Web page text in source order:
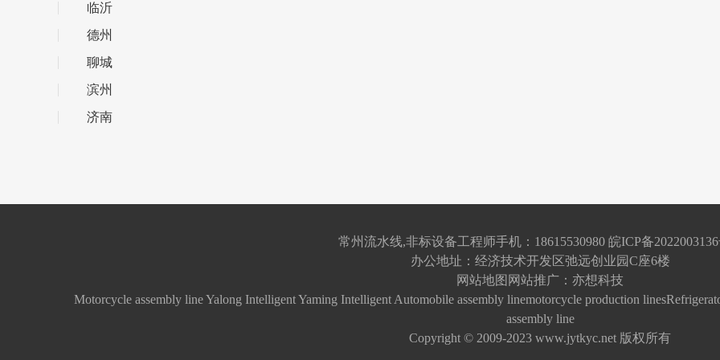
临沂
德州
聊城
滨州
济南
常州流水线,非标设备工程师手机：18615530980 皖ICP备
办公地址：经济技术开发区弛远创业园C座6楼
网站地图 网站推广： 亦想科技
Motorcycle assembly lineYalong IntelligentYaming Intelligent Automobile assembly linemotorcycle production lines
assembly line
Copyright © 2009-2023 www.jytkyc.net 版权所有